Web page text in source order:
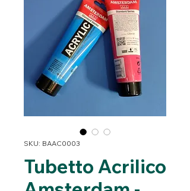
SKU: BAAC0003
Tubetto Acrilico